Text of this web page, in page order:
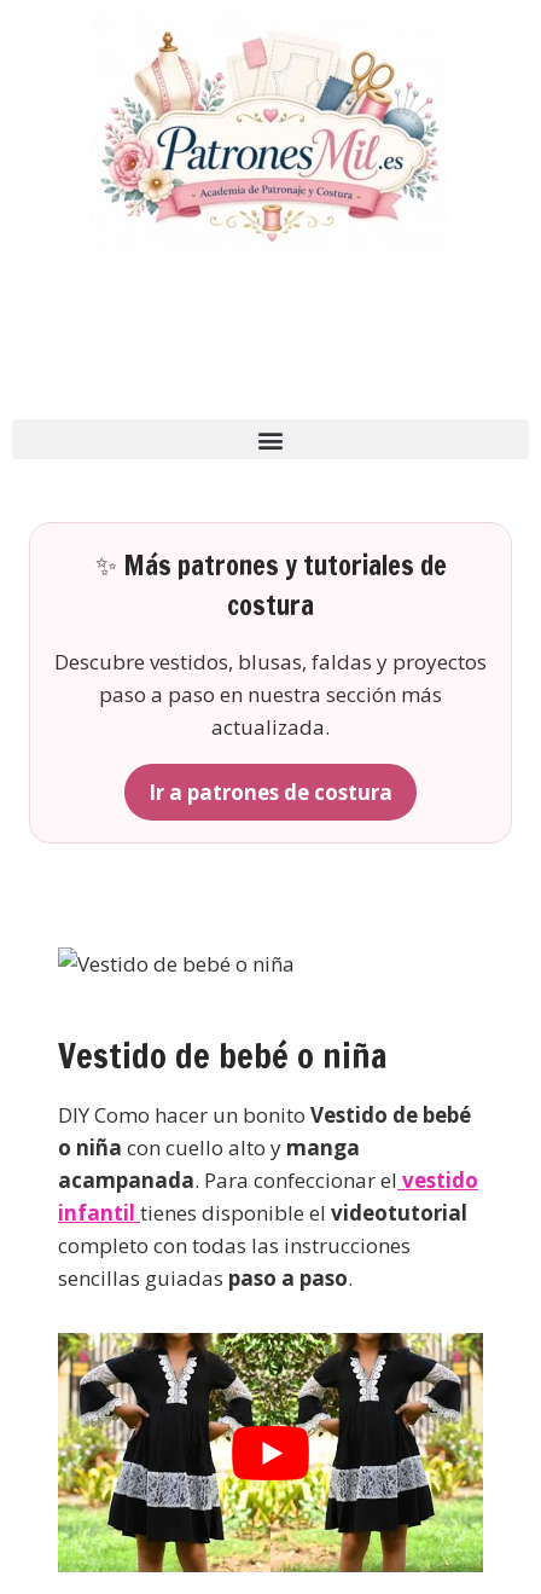
✨ Más patrones y tutoriales de
costura
Descubre vestidos, blusas, faldas y proyectos
paso a paso en nuestra sección más
actualizada.
Ir a patrones de costura
Vestido de bebé o niña
DIY Como hacer un bonito Vestido de bebé
o niña con cuello alto y manga
acampanada. Para confeccionar el vestido
infantil tienes disponible el videotutorial
completo con todas las instrucciones
sencillas guiadas paso a paso.